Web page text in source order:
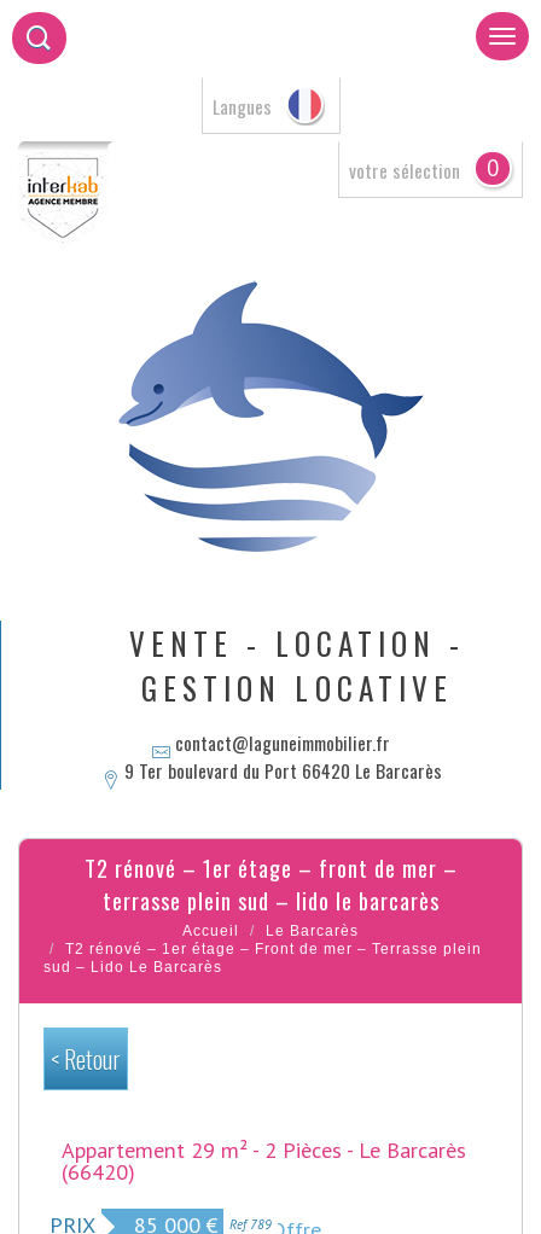
Langues
votre sélection 0
VENTE - LOCATION -
GESTION LOCATIVE
contact@laguneimmobilier.fr
9 Ter boulevard du Port 66420 Le Barcarès
t2 rénové – 1er étage – front de mer –
terrasse plein sud – lido le barcarès
Accueil
Le Barcarès
T2 rénové – 1er étage – Front de mer – Terrasse plein
sud – Lido Le Barcarès
< Retour
Appartement 29 m² - 2 Pièces - Le Barcarès
(66420)
PRIX
85 000 € Ref 789